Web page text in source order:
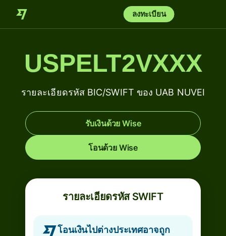
ลงทะเบียน
USPELT2VXXX
รายละเอียดรหัส BIC/SWIFT ของ UAB NUVEI
รับเงินด้วย Wise
โอนด้วย Wise
รายละเอียดรหัส SWIFT
โอนเงินไปต่างประเทศอาจถูก